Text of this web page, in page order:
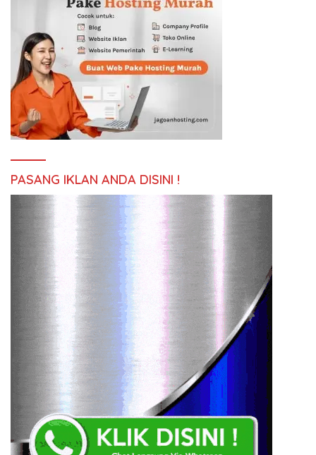
PASANG IKLAN ANDA DISINI !